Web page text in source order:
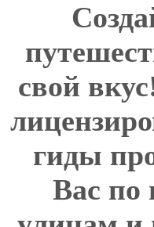
свой
гиды
Вас по